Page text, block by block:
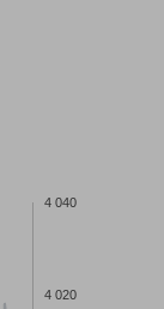
4 020
4 040